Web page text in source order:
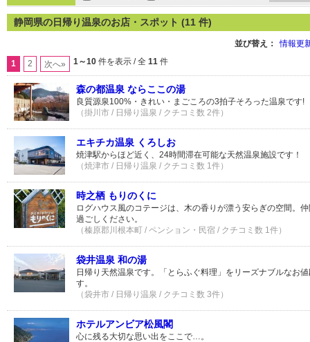
静岡県の日帰り温泉のお店・スポット (11 件)
並び替え： 情報更
1 2 次へ» 1～10 件を表示 / 全 11 件
森の都温泉 ならここの湯
良質源泉100%・きれい・まごころの3拍子そろった温泉です!
（掛川市 / 日帰り温泉 / クチコミ数 2件）
エキチカ温泉 くろしお
焼津駅からほど近く、24時間滞在可能な天然温泉施設です！
（焼津市 / 日帰り温泉 / クチコミ数 1件）
時之栖 もりのくに
ログハウス風のコテージは、木の香りが漂う安らぎの空間。
過ごしください。
（榛原郡川根本町 / ペンション・民宿 / クチコミ数 1件）
袋井温泉 和の湯
日帰り天然温泉です。「とらふぐ料理」をリーズナブルなお
す。
（袋井市 / 日帰り温泉 / クチコミ数 3件）
ホテルアンビア松風閣
心に残る大切な思い出をここで…。